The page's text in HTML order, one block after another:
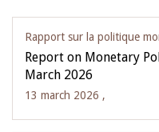
Rapport sur la politique
Report on Monetary
March 2026
13 march 2026 ,